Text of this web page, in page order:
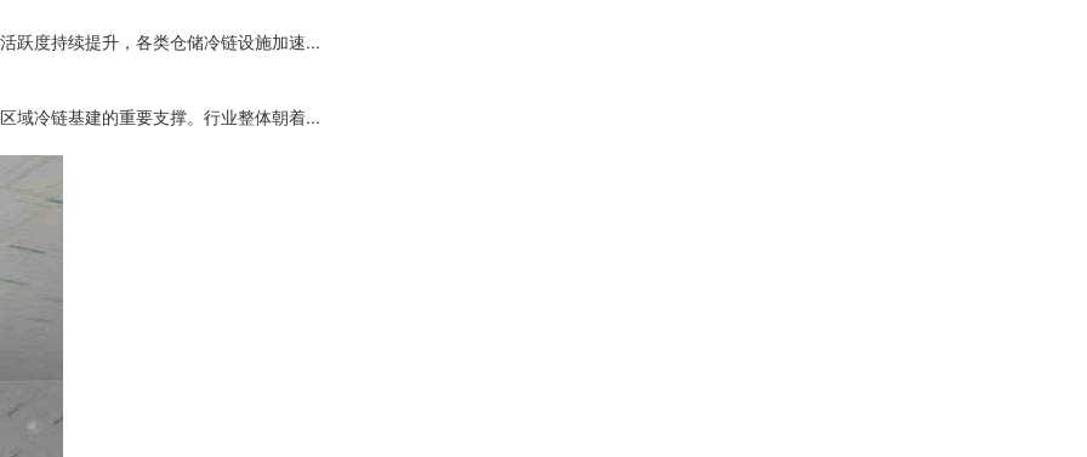
跃度持续提升，各类仓储冷链设施加速...
域冷链基建的重要支撑。行业整体朝着...